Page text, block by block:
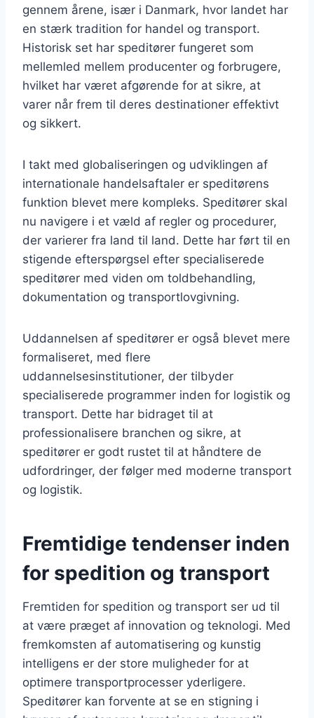
gennem årene, især i Danmark, hvor landet har
en stærk tradition for handel og transport.
Historisk set har speditører fungeret som
mellemled mellem producenter og forbrugere,
hvilket har været afgørende for at sikre, at
varer når frem til deres destinationer effektivt
og sikkert.
I takt med globaliseringen og udviklingen af
internationale handelsaftaler er speditørens
funktion blevet mere kompleks. Speditører skal
nu navigere i et væld af regler og procedurer,
der varierer fra land til land. Dette har ført til en
stigende efterspørgsel efter specialiserede
speditører med viden om toldbehandling,
dokumentation og transportlovgivning.
Uddannelsen af speditører er også blevet mere
formaliseret, med flere
uddannelsesinstitutioner, der tilbyder
specialiserede programmer inden for logistik og
transport. Dette har bidraget til at
professionalisere branchen og sikre, at
speditører er godt rustet til at håndtere de
udfordringer, der følger med moderne transport
og logistik.
Fremtidige tendenser inden
for spedition og transport
Fremtiden for spedition og transport ser ud til
at være præget af innovation og teknologi. Med
fremkomsten af automatisering og kunstig
intelligens er der store muligheder for at
optimere transportprocesser yderligere.
Speditører kan forvente at se en stigning i